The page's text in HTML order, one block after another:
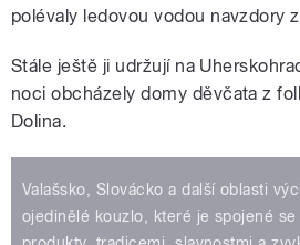
polévaly ledovou vodou navzdory
Stále ještě ji udržují na
noci obcházely domy děvčata z
Dolina.
Valašsko, Slovácko a další oblasti
ojedinělé kouzlo, které je spojené